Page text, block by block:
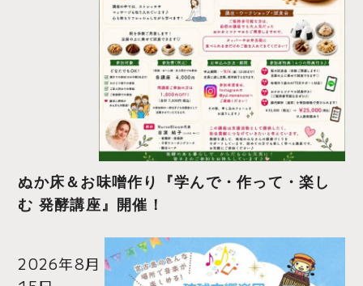
ぬか床＆お味噌作り『学んで・作って・楽し
む 発酵講座』開催！
2026年8月